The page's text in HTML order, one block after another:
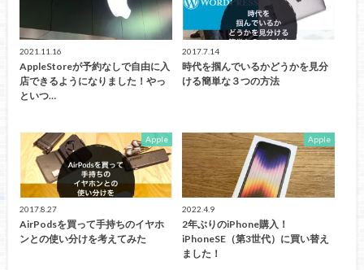
2021.11.16
AppleStoreが予約なしで自由に入
店できるようになりました！やっ
といつ…
2017.7.14
時代を掴んでいるかどうかを見分
ける簡単な３つの方法
Apple
2017.8.27
AirPodsを買って手持ちのイヤホ
ンとの使い分けを考えてみた
Apple
2022.4.9
2年ぶりのiPhone購入！
iPhoneSE（第3世代）に買い替え
ました！